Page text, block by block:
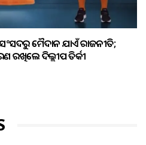
ମୈଦାନ ଯାଏଁ ରାଜନୀତି;
ରଖିଲେ ଦିଲ୍ଲୀପ ତିର୍କୀ